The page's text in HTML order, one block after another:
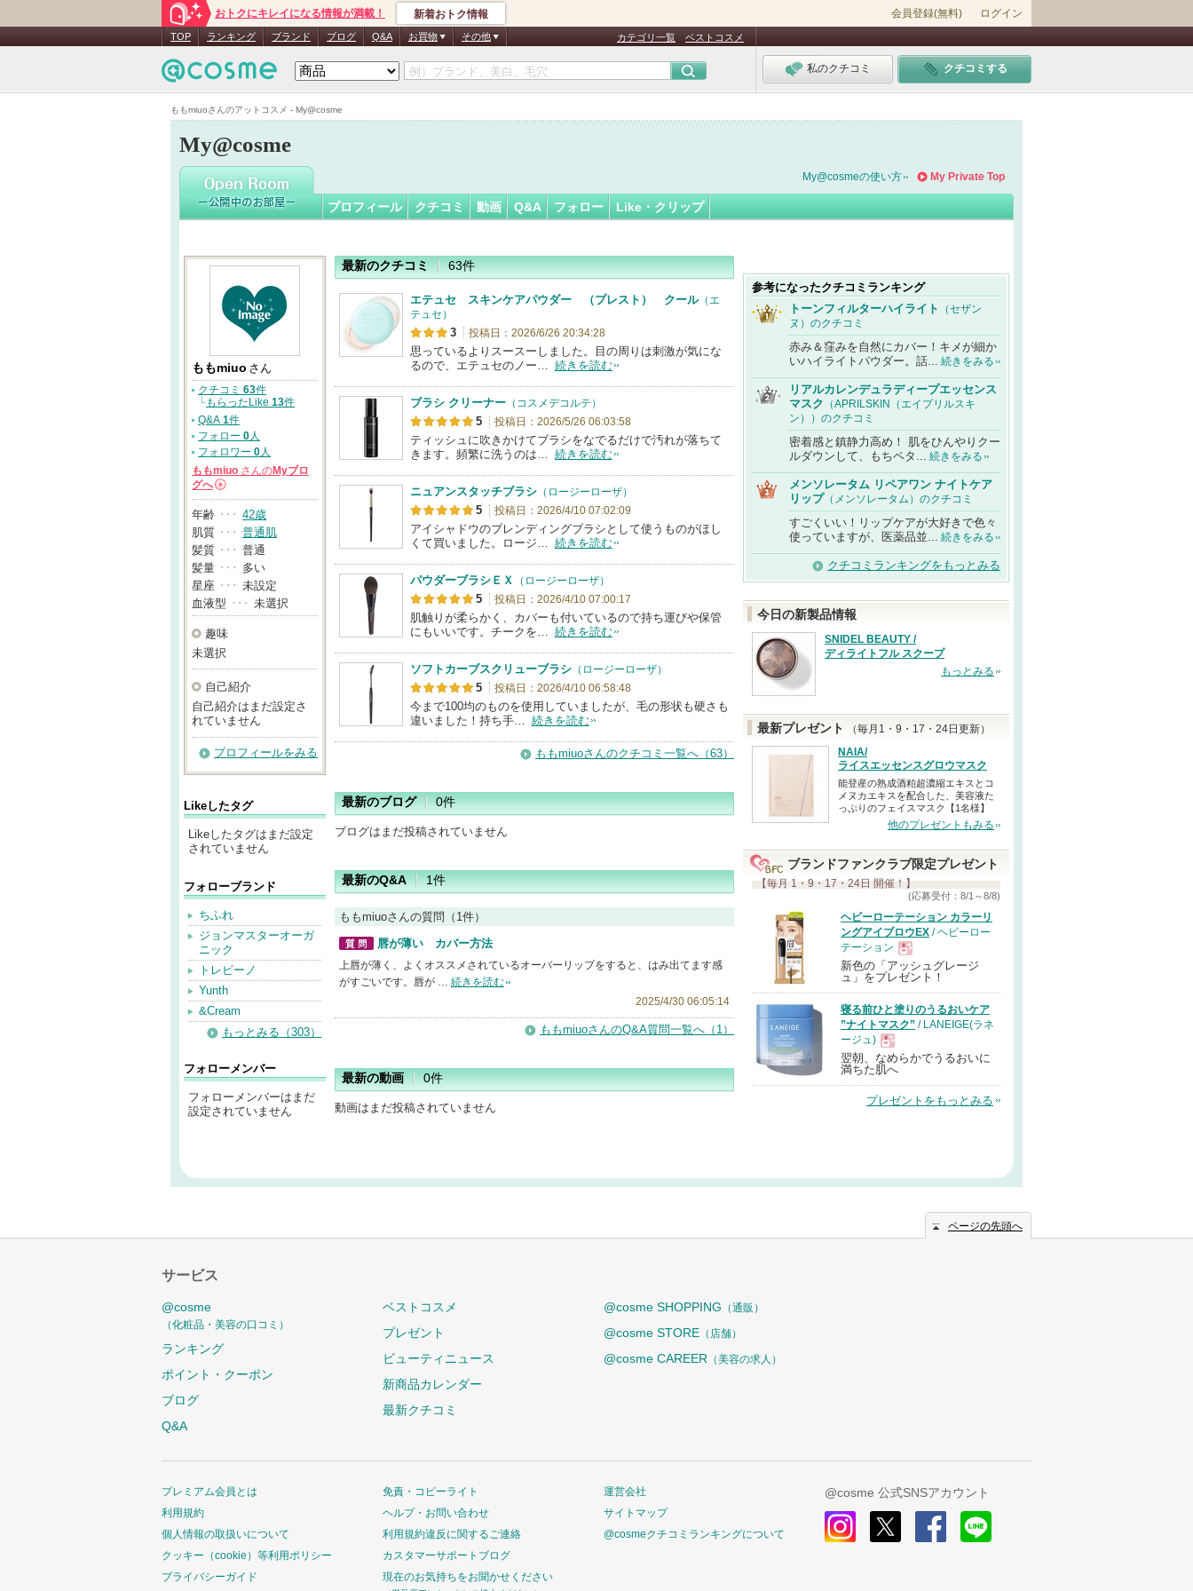
ももmiuoさんのアットコスメ - My@cosme
おトクにキレイになる情報が満載！ 新着おトク情報 会員登録(無料) ログイン
TOP ランキング ブランド ブログ Q&A お買物 その他 カテゴリ一覧 ベストコスメ
私のクチコミ クチコミする
My@cosme
ももmiuoさん
My Private Top
My@cosmeの使い方
プロフィール クチコミ 動画 Q&A フォロー Like・クリップ
ももmiuo さん
クチコミ 63件
└もらったLike 13件
Q&A 1件
フォロー 0人
フォロワー 0人
ももmiuo さんのMyブロ
グへ
→
年齢 ･･･ 42歳
肌質 ･･･ 普通肌
髪質 ･･･ 普通
髪量 ･･･ 多い
星座 ･･･ 未設定
血液型 ･･･ 未選択
趣味
未選択
自己紹介
自己紹介はまだ設定さ
れていません
プロフィールをみる
Likeしたタグ
Likeしたタグはまだ設定
されていません
フォローブランド
ちふれ
ジョンマスターオーガ
ニック
トレビーノ
Yunth
&Cream
もっとみる（303）
フォローメンバー
フォローメンバーはまだ
設定されていません
最新のクチコミ 63件
エテュセ スキンケアパウダー （プレスト） クール（エ
テュセ）
3 投稿日：2026/6/26 20:34:28
思っているよりスースーしました。目の周りは刺激が気にな
るので、エテュセのノー… 続きを読む
ブラシ クリーナー （コスメデコルテ）
5 投稿日：2026/5/26 06:03:58
ティッシュに吹きかけてブラシをなでるだけで汚れが落ちて
きます。頻繁に洗うのは… 続きを読む
ニュアンスタッチブラシ （ロージーローザ）
5 投稿日：2026/4/10 07:02:09
アイシャドウのブレンディングブラシとして使うものがほし
くて買いました。ロージ… 続きを読む
パウダーブラシＥＸ （ロージーローザ）
5 投稿日：2026/4/10 07:00:17
肌触りが柔らかく、カバーも付いているので持ち運びや保管
にもいいです。チークを… 続きを読む
ソフトカーブスクリューブラシ （ロージーローザ）
5 投稿日：2026/4/10 06:58:48
今まで100均のものを使用していましたが、毛の形状も硬さも
違いました！持ち手… 続きを読む
ももmiuoさんのクチコミ一覧へ（63）
最新のブログ 0件
ブログはまだ投稿されていません
最新のQ&A 1件
ももmiuoさんの質問（1件）
質問
唇が薄い カバー方法
上唇が薄く、よくオススメされているオーバーリップをすると、はみ出てます感
がすごいです。唇が … 続きを読む
2025/4/30 06:05:14
ももmiuoさんのQ&A質問一覧へ（1）
最新の動画 0件
動画はまだ投稿されていません
参考になったクチコミランキング
トーンフィルターハイライト
（セザン
ヌ）のクチコミ
赤み＆窪みを自然にカバー！キメが細か
いハイライトパウダー。話... 続きをみる
リアルカレンデュラディープエッセンス
マスク （APRILSKIN（エイプリルスキ
ン））のクチコミ
密着感と鎮静力高め！ 肌をひんやりクー
ルダウンして、もちペタ... 続きをみる
メンソレータム リペアワン ナイトケア
リップ（メンソレータム）のクチコミ
すごくいい！リップケアが大好きで色々
使っていますが、医薬品並... 続きをみる
クチコミランキングをもっとみる
今日の新製品情報
SNIDEL BEAUTY /
ディライトフル スクープ
もっとみる
最新プレゼント
（毎月1・9・17・24日更新）
NAIA/
ライスエッセンスグロウマスク
能登産の熟成酒粕超濃縮エキスとコ
メヌカエキスを配合した、美容液た
っぷりのフェイスマスク【1名様】
他のプレゼントもみる
ブランドファンクラブ限定プレゼント
【毎月 1・9・17・24日 開催！】
(応募受付：8/1～8/8)
ヘビーローテーション カラーリ
ングアイブロウEX / ヘビーロー
テーション
現
品
新色の「アッシュグレージ
ュ」をプレゼント！
寝る前ひと塗りのうるおいケア
”ナイトマスク” / LANEIGE(ラネ
ージュ)
現
品
翌朝、なめらかでうるおいに
満ちた肌へ
プレゼントをもっとみる
ページの先頭へ
サービス
@cosme
（化粧品・美容の口コミ）
ランキング
ポイント・クーポン
ブログ
Q&A
ベストコスメ
プレゼント
ビューティニュース
新商品カレンダー
最新クチコミ
@cosme SHOPPING （通販）
@cosme STORE （店舗）
@cosme CAREER （美容の求人）
プレミアム会員とは
利用規約
個人情報の取扱いについて
クッキー（cookie）等利用ポリシー
プライバシーガイド
免責・コピーライト
ヘルプ・お問い合わせ
利用規約違反に関するご連絡
カスタマーサポートブログ
現在のお気持ちをお聞かせください
運営会社
サイトマップ
@cosmeクチコミランキングについて
@cosme 公式SNSアカウント